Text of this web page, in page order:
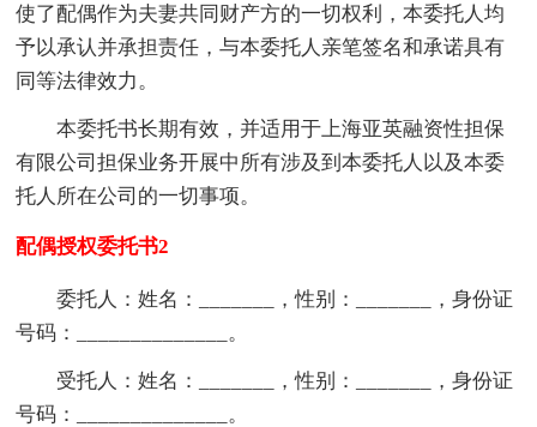
使了配偶作为夫妻共同财产方的一切权利，本委托人均
予以承认并承担责任，与本委托人亲笔签名和承诺具有
同等法律效力。
本委托书长期有效，并适用于上海亚英融资性担保
有限公司担保业务开展中所有涉及到本委托人以及本委
托人所在公司的一切事项。
配偶授权委托书2
委托人：姓名：_______，性别：_______，身份证
号码：______________。
受托人：姓名：_______，性别：_______，身份证
号码：______________。